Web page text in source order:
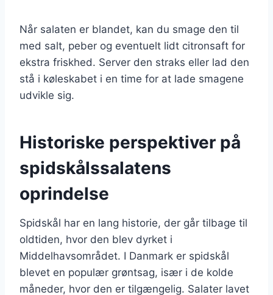
Når salaten er blandet, kan du smage den til
med salt, peber og eventuelt lidt citronsaft for
ekstra friskhed. Server den straks eller lad den
stå i køleskabet i en time for at lade smagene
udvikle sig.
Historiske perspektiver på
spidskålssalatens
oprindelse
Spidskål har en lang historie, der går tilbage til
oldtiden, hvor den blev dyrket i
Middelhavsområdet. I Danmark er spidskål
blevet en populær grøntsag, især i de kolde
måneder, hvor den er tilgængelig. Salater lavet